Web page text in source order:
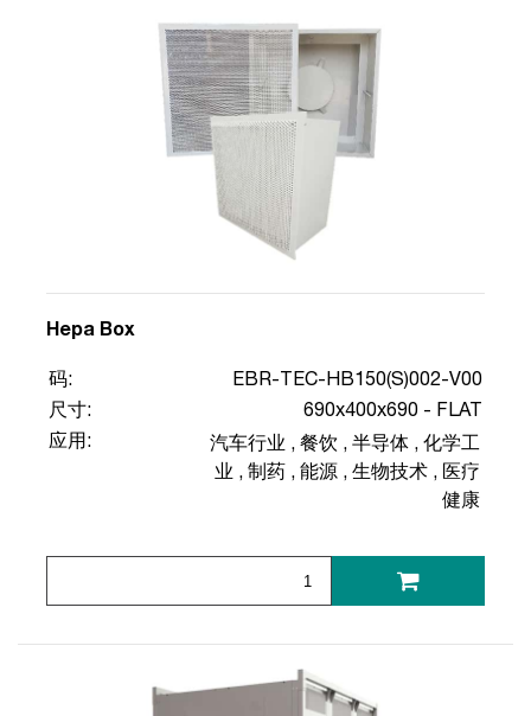
Hepa Box
码:
EBR-TEC-HB150(S)002-V00
尺寸:
690x400x690 - FLAT
应用:
汽车行业 , 餐饮 , 半导体 , 化学工
业 , 制药 , 能源 , 生物技术 , 医疗
健康